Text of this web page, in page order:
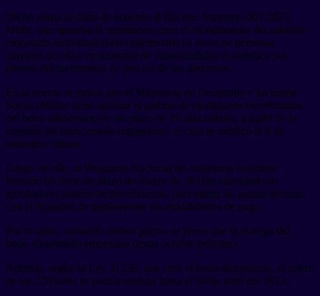
Dicho plazo se daría de acuerdo al Decreto Supremo 003-2022-
Midis, que aprueba el reglamento para el otorgamiento del subsidio
monetario individual (bono alimentario) a favor de personas
mayores de edad en situación de vulnerabilidad económica por
efectos del incremento de precios de los alimentos.
En la norma se indica que el Ministerio de Desarrollo e Inclusión
Social (Midis) debe aprobar el padrón de ciudadanos beneficiarios
del bono alimentario en un plazo de 10 días hábiles, a partir de la
emisión del mencionado reglamento, el cual se publicó el 8 de
setiembre último.
Luego de ello, el Programa Nacional de Asistencia Solidaria
Pensión 65 tiene un plazo no mayor de 30 días calendario de
aprobado el padrón de beneficiarios, para emitir las pautas técnicas
con la finalidad de implementar las modalidades de pago.
Por lo tanto, sumando ambos plazos se prevé que la entrega del
bono alimentario empezaría desde octubre próximo.
Además, según la Ley 31538, que creó el bono alimentario, el cobro
de los 270 soles se podría realizar hasta el 30 de abril del 2023.